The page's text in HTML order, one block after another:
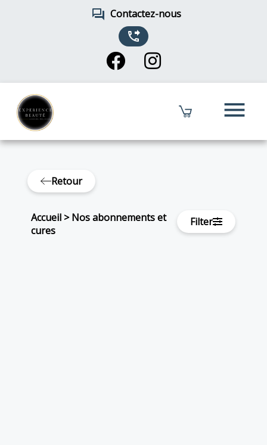
forum Contactez-nous
phone_forwarded
menu
Retour
Accueil >Nos abonnements et
cures
Filter